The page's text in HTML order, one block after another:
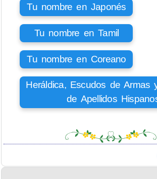
Tu nombre en Japonés
Tu nombre en Tamil
Tu nombre en Coreano
Heráldica, Escudos de Armas
de Apellidos